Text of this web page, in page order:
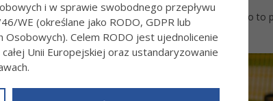
ponad 275 tysięcy osób, z czego w Tarnowie było to
z języka polskiego.
i w sprawie swobodnego przepływu
WE (określane jako RODO, GDPR lub
Celem RODO jest ujednolicenie
Unii Europejskiej oraz ustandaryzowanie
na stroniehttps://www.tarnow.pl/Wiecej-